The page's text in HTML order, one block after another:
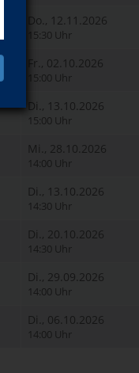
Do., 12.11.2026
15:30 Uhr
Fr., 02.10.2026
15:00 Uhr
Di., 13.10.2026
15:00 Uhr
Mi., 28.10.2026
14:00 Uhr
Di., 13.10.2026
14:30 Uhr
Di., 20.10.2026
14:30 Uhr
Di., 29.09.2026
14:00 Uhr
Di., 06.10.2026
14:00 Uhr